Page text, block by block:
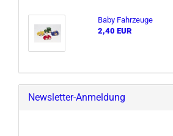
Baby Fahr­zeu­ge
2,40 EUR
Newsletter-Anmeldung